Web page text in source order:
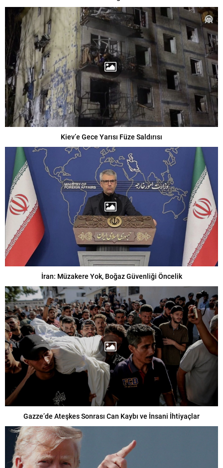
Kiev’e Gece Yarısı Füze Saldırısı
İran: Müzakere Yok, Boğaz Güvenliği Öncelik
Gazze’de Ateşkes Sonrası Can Kaybı ve İnsani İhtiyaçlar